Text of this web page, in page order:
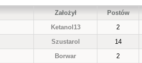
Założył Postów
Ketanol13 2
Szustarol 14
Borwar 2